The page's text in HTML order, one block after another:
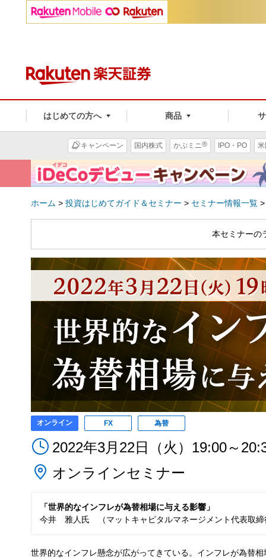
はじめての方へ 商品
キャンペーン 国内株式 かぶミニ® IPO・PO
ホーム > 投資はじめてガイド＆セミナー > セミナー情報一覧
本セミナーの
オンライン FX 為替
2022年3月22日（火）19:00～
オンラインセミナー
「世界的なインフレが為替相場に与える影響」
今井 雅人氏 （マットキャピタルマネージメント代表取締
世界的なインフレ懸念が広がってきている。インフレが為替